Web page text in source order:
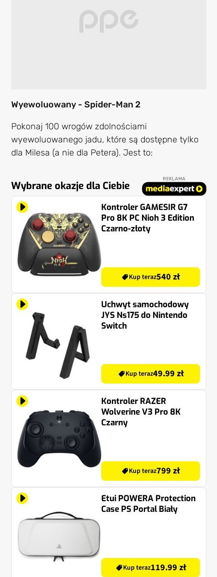
Wyewoluowany - Spider-Man 2
Pokonaj 100 wrogów zdolnościami
wyewoluowanego jadu, które są dostępne tylko
dla Milesa (a nie dla Petera). Jest to:
Wybrane okazje dla Ciebie
REKLAMA
Kontroler GAMESIR G7
Pro 8K PC Nioh 3 Edition
Czarno-złoty
Kup teraz540 zł
Uchwyt samochodowy
JYS Ns175 do Nintendo
Switch
Kup teraz49.99 zł
Kontroler RAZER
Wolverine V3 Pro 8K
Czarny
Kup teraz799 zł
Etui POWERA Protection
Case PS Portal Biały
Kup teraz119.99 zł